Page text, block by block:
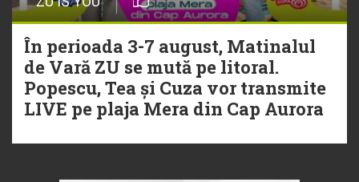
În perioada 3-7 august, Matinalul
de Vară ZU se mută pe litoral.
Popescu, Tea și Cuza vor transmite
LIVE pe plaja Mera din Cap Aurora